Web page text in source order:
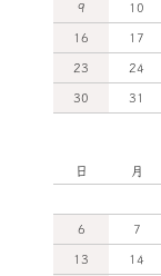
9 10
16 17
23 24
30 31
日 月
6 7
13 14